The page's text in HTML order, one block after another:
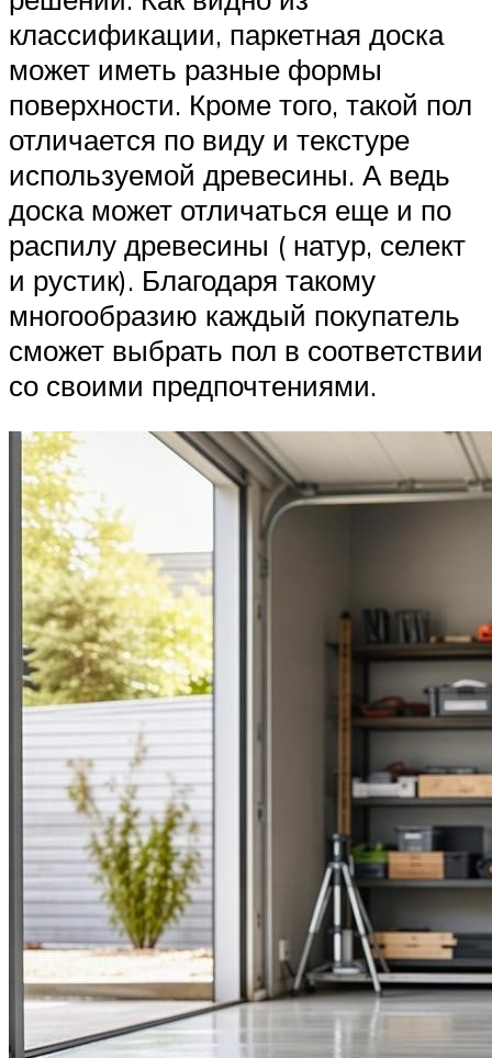
классификации, паркетная доска
может иметь разные формы
поверхности. Кроме того, такой пол
отличается по виду и текстуре
используемой древесины. А ведь
доска может отличаться еще и по
распилу древесины ( натур, селект
и рустик). Благодаря такому
многообразию каждый покупатель
сможет выбрать пол в соответствии
со своими предпочтениями.